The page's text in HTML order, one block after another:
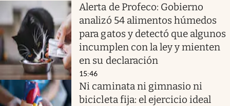
Alerta de Profeco: Gobierno
analizó 54 alimentos húmedos
para gatos y detectó que algunos
incumplen con la ley y mienten
en su declaración
15:46
Ni caminata ni gimnasio ni
bicicleta fija: el ejercicio ideal